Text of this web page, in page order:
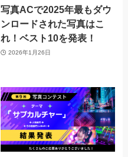
写真ACで2025年最もダウ
ンロードされた写真はこ
れ！ベスト10を発表！
2026年1月26日